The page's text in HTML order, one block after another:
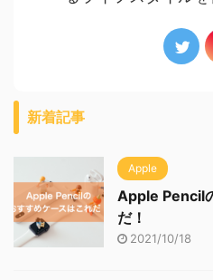
新着記事
Apple
Apple Pencil
だ！
2021/10/18